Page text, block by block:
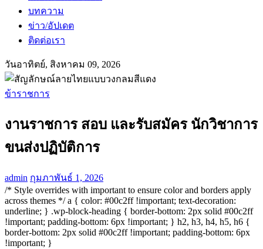
บทความ
ข่าว/อัปเดต
ติดต่อเรา
วันอาทิตย์, สิงหาคม 09, 2026
ข้าราชการ
งานราชการ สอบ และรับสมัคร นักวิชาการ
ขนส่งปฏิบัติการ
admin กุมภาพันธ์ 1, 2026
/* Style overrides with important to ensure color and borders apply
across themes */ a { color: #00c2ff !important; text-decoration:
underline; } .wp-block-heading { border-bottom: 2px solid #00c2ff
!important; padding-bottom: 6px !important; } h2, h3, h4, h5, h6 {
border-bottom: 2px solid #00c2ff !important; padding-bottom: 6px
!important; }